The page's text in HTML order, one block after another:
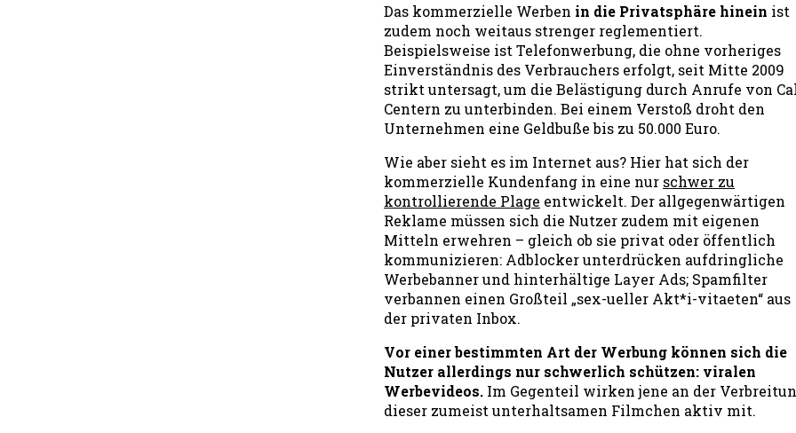
Das kommerzielle Werben in die Privatsphäre hinein ist
zudem noch weitaus strenger reglementiert.
Beispielsweise ist Telefonwerbung, die ohne vorheriges
Einverständnis des Verbrauchers erfolgt, seit Mitte 2009
strikt untersagt, um die Belästigung durch Anrufe von
Centern zu unterbinden. Bei einem Verstoß droht den
Unternehmen eine Geldbuße bis zu 50.000 Euro.
Wie aber sieht es im Internet aus? Hier hat sich der
kommerzielle Kundenfang in eine nur schwer zu
kontrollierende Plage entwickelt. Der allgegenwärtigen
Reklame müssen sich die Nutzer zudem mit eigenen
Mitteln erwehren – gleich ob sie privat oder öffentlich
kommunizieren: Adblocker unterdrücken aufdringliche
Werbebanner und hinterhältige Layer Ads; Spamfilter
verbannen einen Großteil „sex-ueller Akt*i-vitaeten“ aus
der privaten Inbox.
Vor einer bestimmten Art der Werbung können sich die
Nutzer allerdings nur schwerlich schützen: viralen
Werbevideos. Im Gegenteil wirken jene an der
dieser zumeist unterhaltsamen Filmchen aktiv mit.